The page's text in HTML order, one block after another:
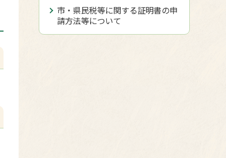
市・県民税等に関する証明書の申
請方法等について